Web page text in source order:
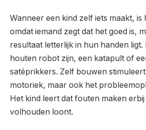
Wanneer een kind zelf iets maakt, is
omdat iemand zegt dat het goed is,
resultaat letterlijk in hun handen ligt.
houten robot zijn, een katapult of
satéprikkers. Zelf bouwen
motoriek, maar ook het
Het kind leert dat fouten maken
volhouden loont.